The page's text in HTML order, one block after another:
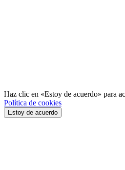
Haz clic en «Estoy de acuerdo» para
Política de cookies
Estoy de acuerdo